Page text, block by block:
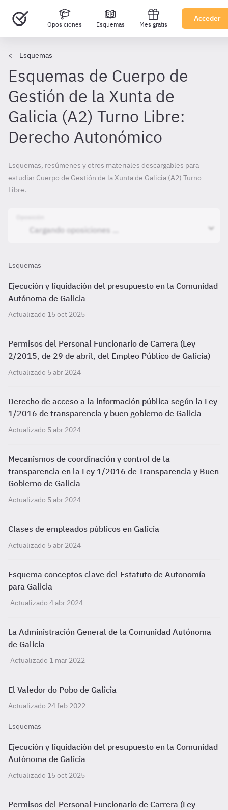
Oposiciones Esquemas Mes gratis
Acceder
Esquemas
Esquemas de Cuerpo de
Gestión de la Xunta de
Galicia (A2) Turno Libre:
Derecho Autonómico
Esquemas, resúmenes y otros materiales descargables para
estudiar Cuerpo de Gestión de la Xunta de Galicia (A2) Turno
Libre.
Esquemas
Ejecución y liquidación del presupuesto en la Comunidad
Autónoma de Galicia
Actualizado 15 oct 2025
Permisos del Personal Funcionario de Carrera (Ley
2/2015, de 29 de abril, del Empleo Público de Galicia)
Actualizado 5 abr 2024
Derecho de acceso a la información pública según la Ley
1/2016 de transparencia y buen gobierno de Galicia
Actualizado 5 abr 2024
Mecanismos de coordinación y control de la
transparencia en la Ley 1/2016 de Transparencia y Buen
Gobierno de Galicia
Actualizado 5 abr 2024
Clases de empleados públicos en Galicia
Actualizado 5 abr 2024
Esquema conceptos clave del Estatuto de Autonomía
para Galicia
Actualizado 4 abr 2024
La Administración General de la Comunidad Autónoma
de Galicia
Actualizado 1 mar 2022
El Valedor do Pobo de Galicia
Actualizado 24 feb 2022
Esquemas
Ejecución y liquidación del presupuesto en la Comunidad
Autónoma de Galicia
Actualizado 15 oct 2025
Permisos del Personal Funcionario de Carrera (Ley